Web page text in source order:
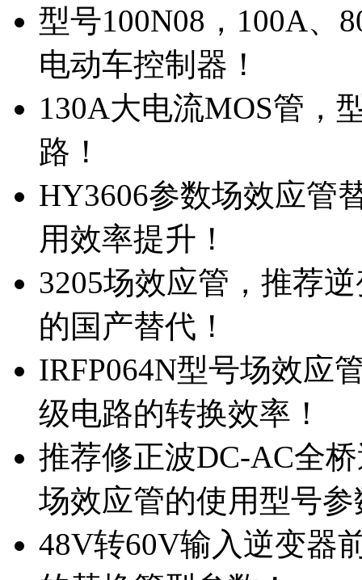
型号100N08，100A、
电动车控制器！
130A大电流MOS管，
路！
HY3606参数场效应管
用效率提升！
3205场效应管，推荐
的国产替代！
IRFP064N型号场效应
级电路的转换效率！
推荐修正波DC-AC全
场效应管的使用型号参
48V转60V输入逆变器